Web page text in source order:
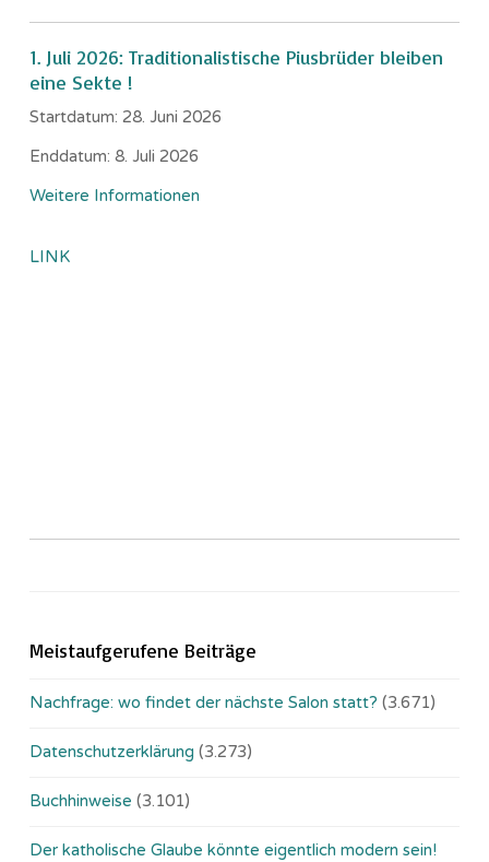
1. Juli 2026: Traditionalistische Piusbrüder bleiben
eine Sekte !
Startdatum: 28. Juni 2026
Enddatum: 8. Juli 2026
Weitere Informationen
LINK
Meistaufgerufene Beiträge
Nachfrage: wo findet der nächste Salon statt? (3.671)
Datenschutzerklärung (3.273)
Buchhinweise (3.101)
Der katholische Glaube könnte eigentlich modern sein!